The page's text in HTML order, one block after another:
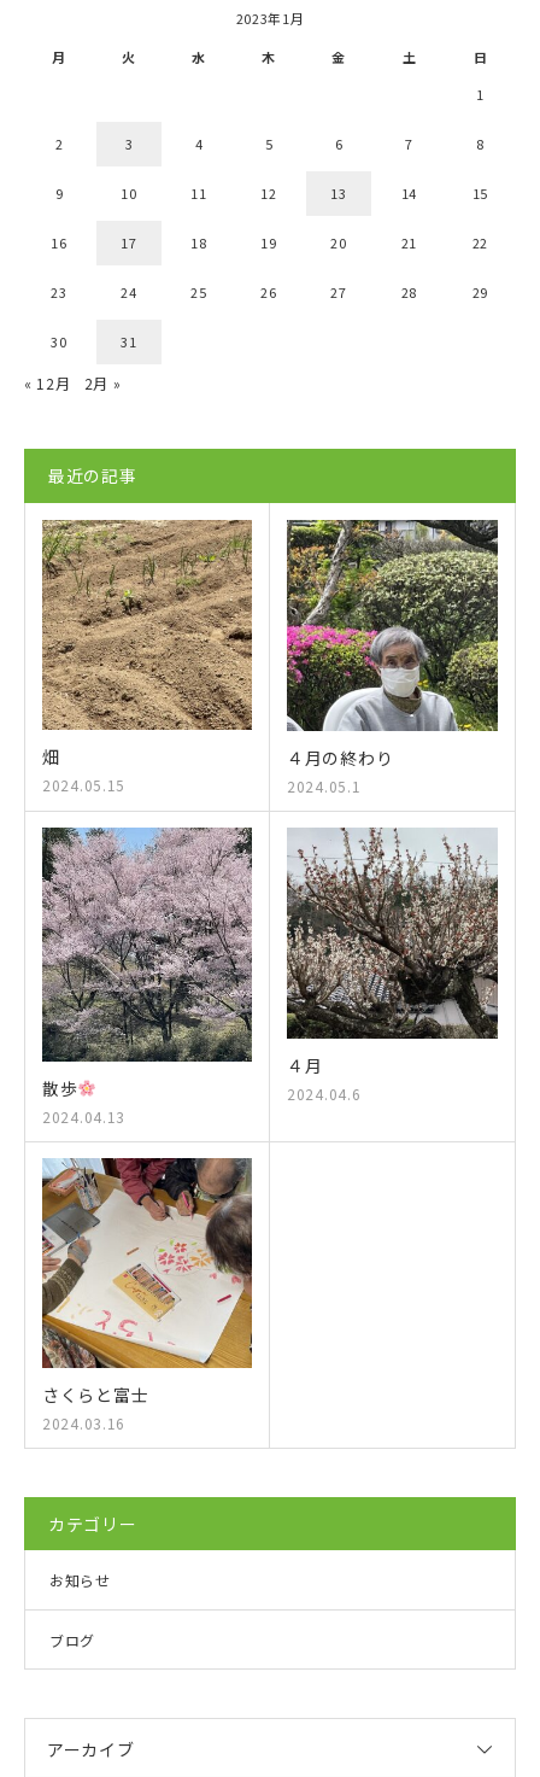
2023年1月
月
火 水 木 金 土
日
1
2 3 4 5 6 7 8
9 10 11 12 13 14 15
16 17 18 19 20 21 22
23 24 25 26 27 28 29
30 31
« 12月 2月 »
最近の記事
畑
2024.05.15
４月の終わり
2024.05.1
散歩
2024.04.13
４月
2024.04.6
さくらと富士
2024.03.16
カテゴリー
お知らせ
ブログ
アーカイブ